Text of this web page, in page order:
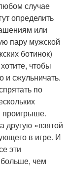
случае
определить
или
пару мужской
ботинок)
чтобы
и сжульничать.
по
проигрыше.
другую «взятой
в игре. И
эти
чем